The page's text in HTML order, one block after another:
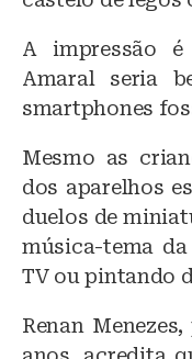
A impressão
Amaral seria
smartphones
Mesmo as
dos aparelhos
duelos de
música-tema
TV ou pintando
Renan